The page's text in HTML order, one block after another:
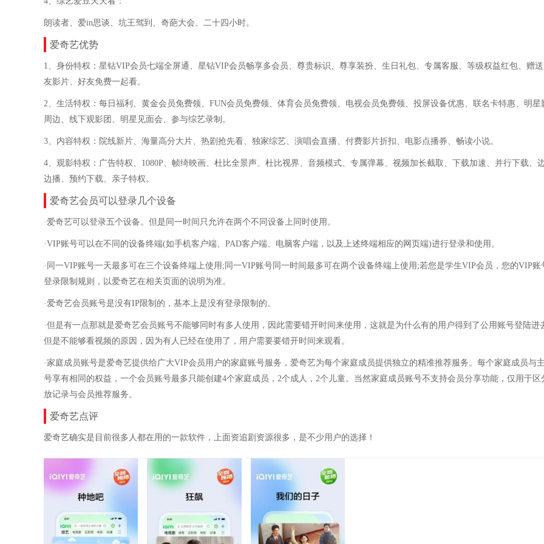
朗读者、爱in思谈、坑王驾到、奇葩大会、二十四小时。
爱奇艺优势
1、身份特权： 星钻VIP会员七端全屏通、星钻VIP会员畅享多会员、尊贵标识、尊享装扮、生日礼包、专属客服、等级权益红包、赠
友影片、好友免费一起看。
2、生活特权： 每日福利、黄金会员免费领、FUN会员免费领、体育会员免费领、电视会员免费领、投屏设备优惠、联名卡特惠、明星
周边、线下观影团、明星见面会、参与综艺录制。
3、内容特权： 院线新片、海量高分大片、热剧抢先看、独家综艺、演唱会直播、付费影片折扣、电影点播券、畅读小说。
4、观影特权： 广告特权、1080P、帧绮映画、杜比全景声、杜比视界、音频模式、专属弹幕、视频加长截取、下载加速、并行下载、
边播、预约下载、亲子特权。
爱奇艺会员可以登录几个设备
·爱奇艺可以登录五个设备。但是同一时间只允许在两个不同设备上同时使用。
·VIP账号可以在不同的设备终端(如手机客户端、PAD客户端、电脑客户端，以及上述终端相应的网页端)进行登录和使用。
·同一VIP账号一天最多可在三个设备终端上使用;同一VIP账号同一时间最多可在两个设备终端上使用;若您是学生VIP会员，您的VIP账
登录限制规则，以爱奇艺在相关页面的说明为准。
·爱奇艺会员账号是没有IP限制的，基本上是没有登录限制的。
·但是有一点那就是爱奇艺会员账号不能够同时有多人使用，因此需要错开时间来使用，这就是为什么有的用户得到了公用账号登陆进
但是不能够看视频的原因，因为有人已经在使用了，用户需要要错开时间来观看。
·家庭成员账号是爱奇艺提供给广大VIP会员用户的家庭账号服务，爱奇艺为每个家庭成员提供独立的精准推荐服务。每个家庭成员与
号享有相同的权益，一个会员账号最多只能创建4个家庭成员，2个成人，2个儿童。当然家庭成员账号不支持会员分享功能，仅用于区
放记录与会员推荐服务。
爱奇艺点评
爱奇艺确实是目前很多人都在用的一款软件，上面资追剧资源很多，是不少用户的选择！